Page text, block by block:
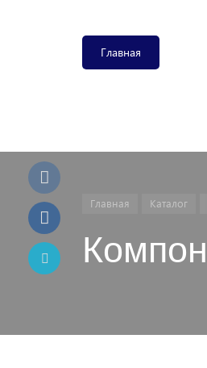
Главная
Главная Каталог